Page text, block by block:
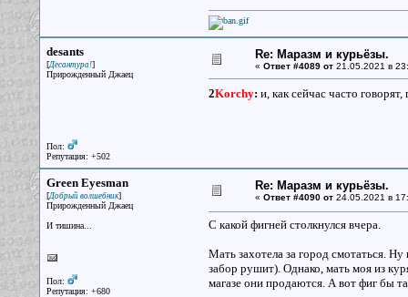
desants
[Десантура!]
Прирожденный Джаец
Пол:
Репутация: +502
Re: Маразм и курьёзы.
« Ответ #4089 от21.05.2021 в
2Korchy: и, как сейчас часто
Green Eyesman
[Добрый волшебник]
Прирожденный Джаец
И тишина...
Пол:
Репутация: +680
Re: Маразм и курьёзы.
« Ответ #4090 от24.05.2021 в
С какой фигней столкнулся вчера.
Мать захотела за город смотаться.
забор рушит). Однако, мать моя из
магазе они продаются. А вот фиг бы